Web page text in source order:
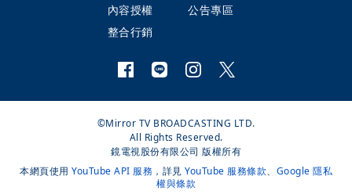
內容授權
公告專區
整合行銷
©Mirror TV BROADCASTING LTD.
All Rights Reserved.
鏡電視股份有限公司 版權所有
本網頁使用 YouTube API 服務 ，詳見 YouTube 服務條款、 Google 隱私
權與條款